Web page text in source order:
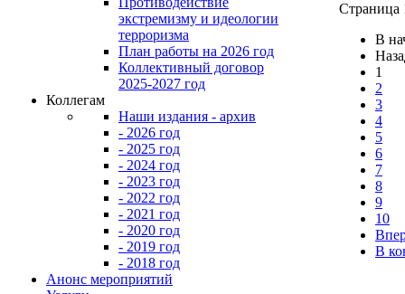
экстремизму и идеологии
терроризма
План работы на 2026 год
Коллективный договор
2025-2027 год
Коллегам
Наши издания - архив
- 2026 год
- 2025 год
- 2024 год
- 2023 год
- 2022 год
- 2021 год
- 2020 год
- 2019 год
- 2018 год
Анонс мероприятий
Страница
В
1
2
3
4
5
6
7
8
9
10
В